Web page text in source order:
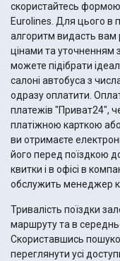
скористайтесь формою
Eurolines. Для цього в
алгоритм видасть вам
цінами та уточненням
можете підібрати
салоні автобуса з
одразу оплатити.
платежів "Приват24",
платіжною карткою або ж
ви отримаєте
його перед поїздкою
квитки і в офісі в
обслужить менеджер
Тривалість поїздки
маршруту та в
Скориставшись
переглянути усі